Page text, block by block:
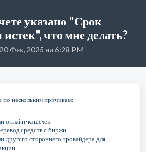
указано "Срок
истек", что мне делать?
Фев, 2025 на 6:28 PM
нескольким причинам:
онлайн-кошелек
средств с биржи
другого стороннего провайдера для